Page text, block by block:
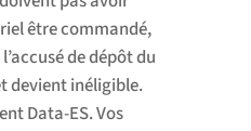
être commandé,
de dépôt du
devient inéligible.
Data-ES. Vos